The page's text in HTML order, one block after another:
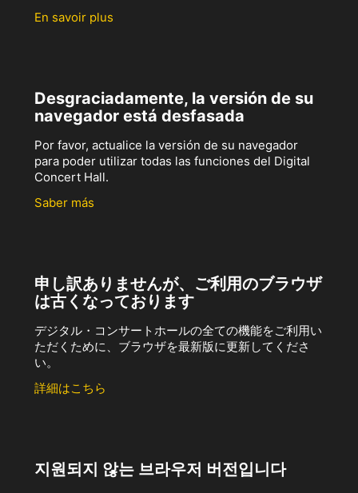
En savoir plus
Desgraciadamente, la versión de su
navegador está desfasada
Por favor, actualice la versión de su navegador
para poder utilizar todas las funciones del Digital
Concert Hall.
Saber más
申し訳ありませんが、ご利用のブラウザ
は古くなっております
デジタル・コンサートホールの全ての機能をご利用い
ただくために、ブラウザを最新版に更新してくださ
い。
詳細はこちら
지원되지 않는 브라우저 버전입니다